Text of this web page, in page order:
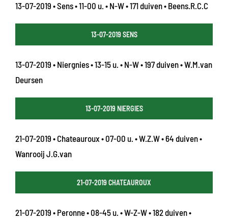
13-07-2019 • Sens • 11-00 u. • N-W • 171 duiven • Beens.R.C.C
13-07-2019 SENS
13-07-2019 • Niergnies • 13-15 u. • N-W • 197 duiven • W.M.van
Deursen
13-07-2019 NIERGIES
21-07-2019 • Chateauroux • 07-00 u. • W.Z.W • 64 duiven •
Wanrooij J.G.van
21-07-2019 CHATEAUROUX
21-07-2019 • Peronne • 08-45 u. • W-Z-W • 182 duiven •